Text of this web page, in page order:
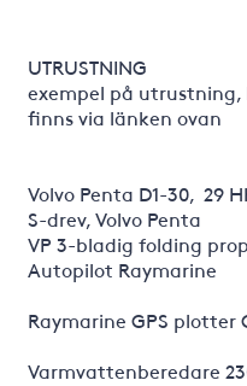
UTRUSTNING
exempel på
finns via länken ovan
Volvo Penta D1-30, 29
S-drev, Volvo Penta
VP 3-bladig folding
Autopilot Raymarine
Raymarine GPS plotter
Varmvattenberedare